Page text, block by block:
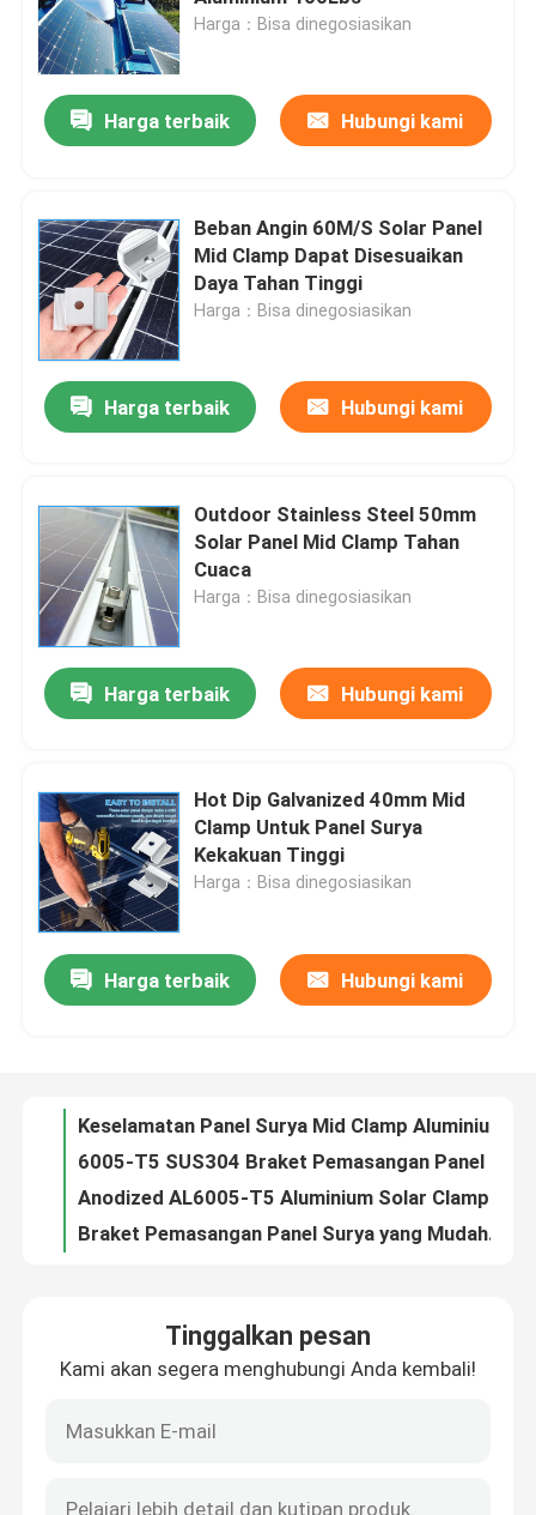
Rumah
Produk
Video
Tur Pabrik
Kontrol kualitas
Permintaan Penawaran
Sistem Pemasangan Panel Surya
Braket Pemasangan Panel Surya
Harga：Bisa dinegosiasikan
Harga terbaik Hubungi kami
Beban Angin 60M/S Solar Panel
Mid Clamp Dapat Disesuaikan
Daya Tahan Tinggi
Harga：Bisa dinegosiasikan
Harga terbaik Hubungi kami
Outdoor Stainless Steel 50mm
Solar Panel Mid Clamp Tahan
Cuaca
Harga：Bisa dinegosiasikan
Harga terbaik Hubungi kami
Hot Dip Galvanized 40mm Mid
Clamp Untuk Panel Surya
Kekakuan Tinggi
Harga：Bisa dinegosiasikan
Harga terbaik Hubungi kami
Keselamatan Panel Surya Mid Clamp Aluminium Alloy Tipe U Instalasi Mudah
Stabilitas Tinggi Kurung Pemasangan Panel Surya 190-380 Watt Instalasi Mudah
Al6005-T5 Solar Panel Ground Mounting Frame Berdiri Bebas Disesuaikan
Perlindungan Korosi Penjepit Tengah Surya 35mm-50mm Klem Atap Panel Surya
Tinggalkan pesan
Kami akan segera menghubungi Anda kembali!